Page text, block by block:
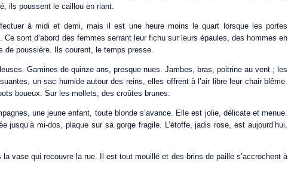
ils poussent le caillou en riant.
à midi et demi, mais il est une heure moins le quart lorsque les portes
Ce sont d’abord des femmes serrant leur fichu sur leurs épaules, des hommes en
de poussière. Ils courent, le temps presse.
Gamines de quinze ans, presque nues. Jambes, bras, poitrine au vent ; les
un sac humide autour des reins, elles offrent à l’air libre leur chair blême.
boueux. Sur les mollets, des croûtes brunes.
une jeune enfant, toute blonde s’avance. Elle est jolie, délicate et menue.
jusqu’à mi-dos, plaque sur sa gorge fragile. L’étoffe, jadis rose, est aujourd’hui,
vase qui recouvre la rue. Il est tout mouillé et des brins de paille s’accrochent à